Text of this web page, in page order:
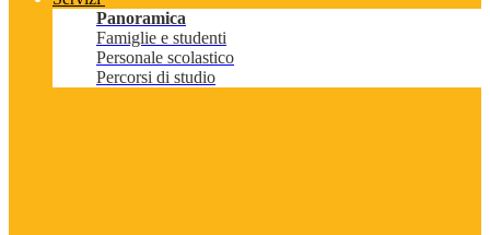
Panoramica
Famiglie e studenti
Personale scolastico
Percorsi di studio